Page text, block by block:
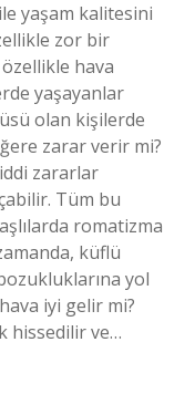
yaşam kalitesini
zor bir
hava
yaşayanlar
olan kişilerde
zarar verir mi?
zararlar
Tüm bu
romatizma
küflü
yol
iyi gelir mi?
hissedilir ve…